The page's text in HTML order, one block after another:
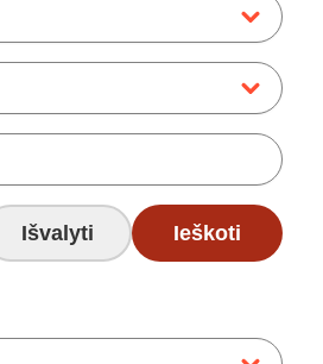
Išvalyti Ieškoti